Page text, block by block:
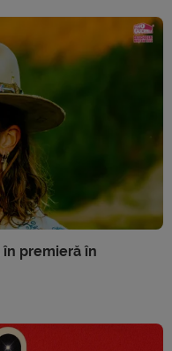
premieră în